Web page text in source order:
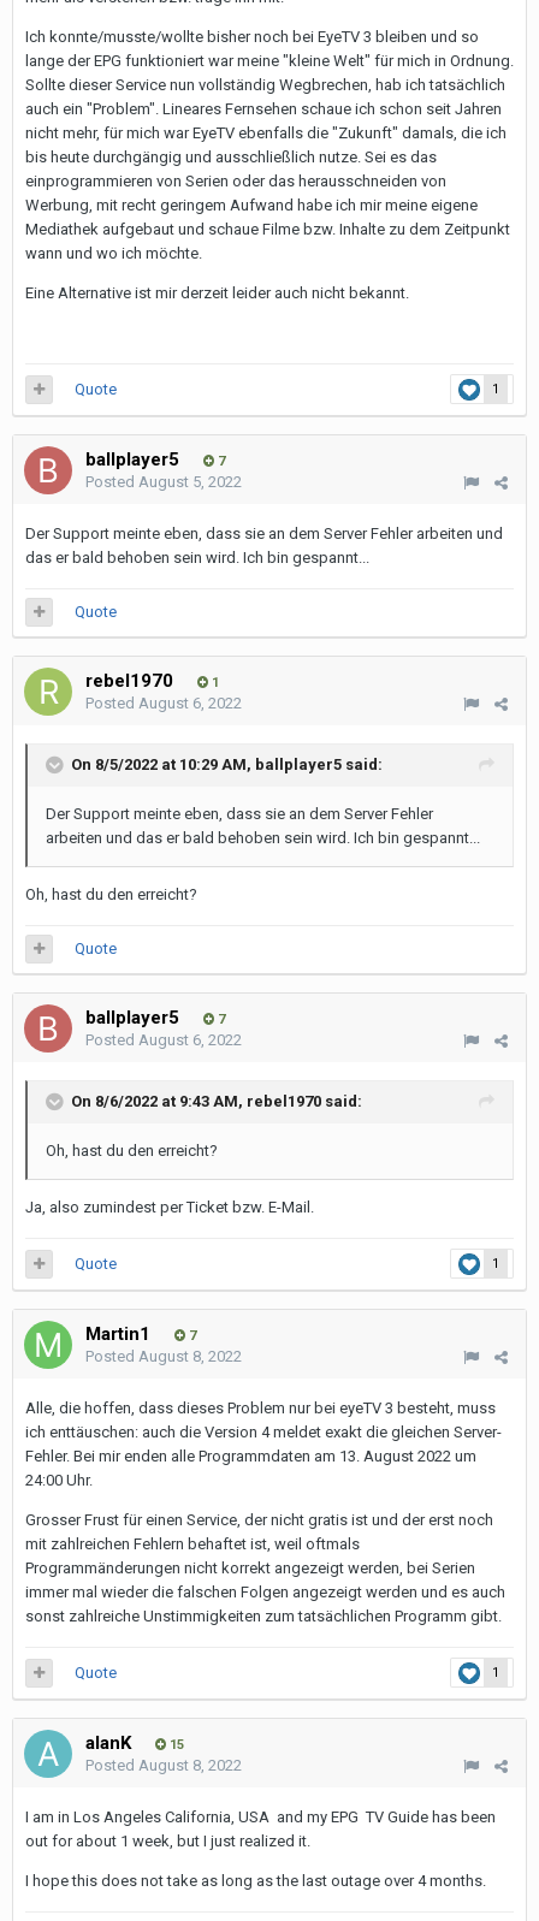
Ich konnte/musste/wollte bisher noch bei EyeTV 3 bleiben und so
lange der EPG funktioniert war meine "kleine Welt" für mich in Ordnung.
Sollte dieser Service nun vollständig Wegbrechen, hab ich tatsächlich
auch ein "Problem". Lineares Fernsehen schaue ich schon seit Jahren
nicht mehr, für mich war EyeTV ebenfalls die "Zukunft" damals, die ich
bis heute durchgängig und ausschließlich nutze. Sei es das
einprogrammieren von Serien oder das herausschneiden von
Werbung, mit recht geringem Aufwand habe ich mir meine eigene
Mediathek aufgebaut und schaue Filme bzw. Inhalte zu dem Zeitpunkt
wann und wo ich möchte.
Eine Alternative ist mir derzeit leider auch nicht bekannt.
1
Quote
ballplayer5 7
Posted August 5, 2022
Der Support meinte eben, dass sie an dem Server Fehler arbeiten und
das er bald behoben sein wird. Ich bin gespannt...
Quote
rebel1970 1
Posted August 6, 2022
On 8/5/2022 at 10:29 AM, ballplayer5 said:
Der Support meinte eben, dass sie an dem Server Fehler
arbeiten und das er bald behoben sein wird. Ich bin gespannt...
Oh, hast du den erreicht?
Quote
ballplayer5 7
Posted August 6, 2022
On 8/6/2022 at 9:43 AM, rebel1970 said:
Oh, hast du den erreicht?
Ja, also zumindest per Ticket bzw. E-Mail.
1
Quote
Martin1 7
Posted August 8, 2022
Alle, die hoffen, dass dieses Problem nur bei eyeTV 3 besteht, muss
ich enttäuschen: auch die Version 4 meldet exakt die gleichen Server-
Fehler. Bei mir enden alle Programmdaten am 13. August 2022 um
24:00 Uhr.
Grosser Frust für einen Service, der nicht gratis ist und der erst noch
mit zahlreichen Fehlern behaftet ist, weil oftmals
Programmänderungen nicht korrekt angezeigt werden, bei Serien
immer mal wieder die falschen Folgen angezeigt werden und es auch
sonst zahlreiche Unstimmigkeiten zum tatsächlichen Programm gibt.
1
Quote
alanK 15
Posted August 8, 2022
I am in Los Angeles California, USA and my EPG TV Guide has been
out for about 1 week, but I just realized it.
I hope this does not take as long as the last outage over 4 months.